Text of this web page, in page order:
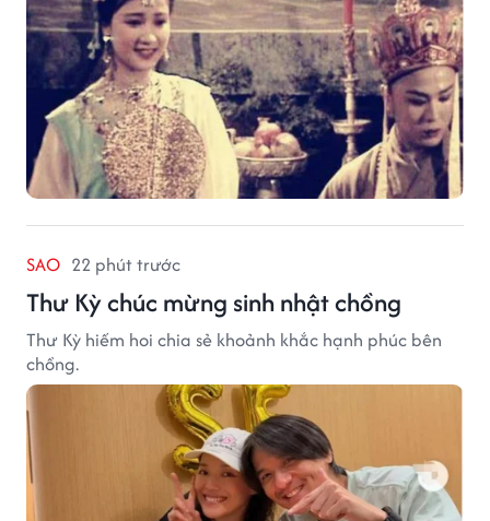
SAO 22 phút trước
Thư Kỳ chúc mừng sinh nhật chồng
Thư Kỳ hiếm hoi chia sẻ khoảnh khắc hạnh phúc bên
chồng.